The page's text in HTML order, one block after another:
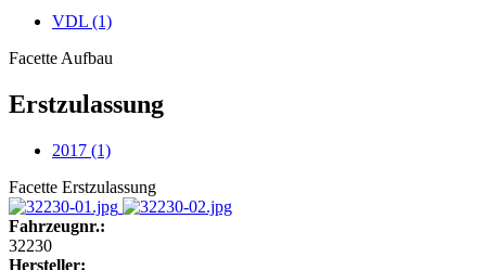
VDL (1)
Facette Aufbau
Erstzulassung
2017 (1)
Facette Erstzulassung
Fahrzeugnr.:
32230
Hersteller: